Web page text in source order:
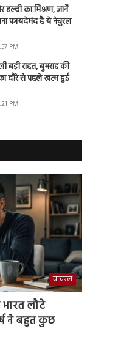
हल्दी का मिश्रण, जानें
फायदेमंद है ये नेचुरल
PM
बड़ी राहत, बुमराह की
दौरे से पहले खत्म हुई
PM
वायरल
लौटे
ने बहुत कुछ